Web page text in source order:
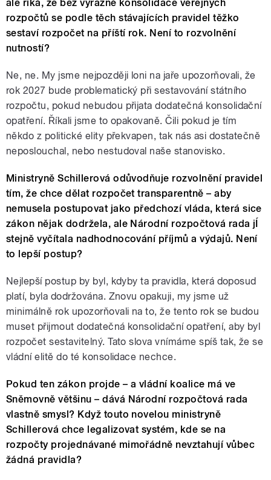
ale říká, že bez výrazné konsolidace veřejných
rozpočtů se podle těch stávajících pravidel těžko
sestaví rozpočet na příští rok. Není to rozvolnění
nutností?
Ne, ne. My jsme nejpozději loni na jaře upozorňovali, že
rok 2027 bude problematický při sestavování státního
rozpočtu, pokud nebudou přijata dodatečná konsolidační
opatření. Říkali jsme to opakovaně. Čili pokud je tím
někdo z politické elity překvapen, tak nás asi dostatečně
neposlouchal, nebo nestudoval naše stanovisko.
Ministryně Schillerová odůvodňuje rozvolnění pravidel
tím, že chce dělat rozpočet transparentně – aby
nemusela postupovat jako předchozí vláda, která sice
zákon nějak dodržela, ale Národní rozpočtová rada jÍ
stejně vyčítala nadhodnocování příjmů a výdajů. Není
to lepší postup?
Nejlepší postup by byl, kdyby ta pravidla, která doposud
platí, byla dodržována. Znovu opakuji, my jsme už
minimálně rok upozorňovali na to, že tento rok se budou
muset přijmout dodatečná konsolidační opatření, aby byl
rozpočet sestavitelný. Tato slova vnímáme spíš tak, že se
vládní elitě do té konsolidace nechce.
Pokud ten zákon projde – a vládní koalice má ve
Sněmovně většinu – dává Národní rozpočtová rada
vlastně smysl? Když touto novelou ministryně
Schillerová chce legalizovat systém, kde se na
rozpočty projednávané mimořádně nevztahují vůbec
žádná pravidla?